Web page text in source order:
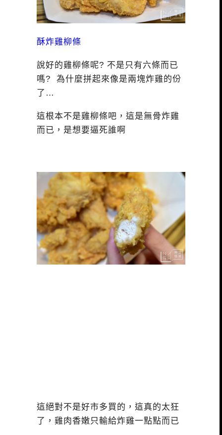
酥炸雞柳條
說好的雞柳條呢? 不是只有六條而已
嗎? 為什麼拼起來像是兩塊炸雞的份
了…
這根本不是雞柳條吧，這是無骨炸雞
而已，是想要逼死誰啊
這絕對不是好市多買的，這真的太狂
了，雞肉香嫩只輸給炸雞一點點而已